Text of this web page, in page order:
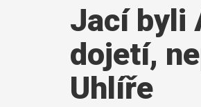
Jací byli
dojetí,
Uhlíře